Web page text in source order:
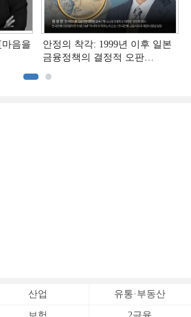
마음을
안정의 착각: 1999년 이후 일본
금융정책의 결정적 오판
산업 유통·부동산